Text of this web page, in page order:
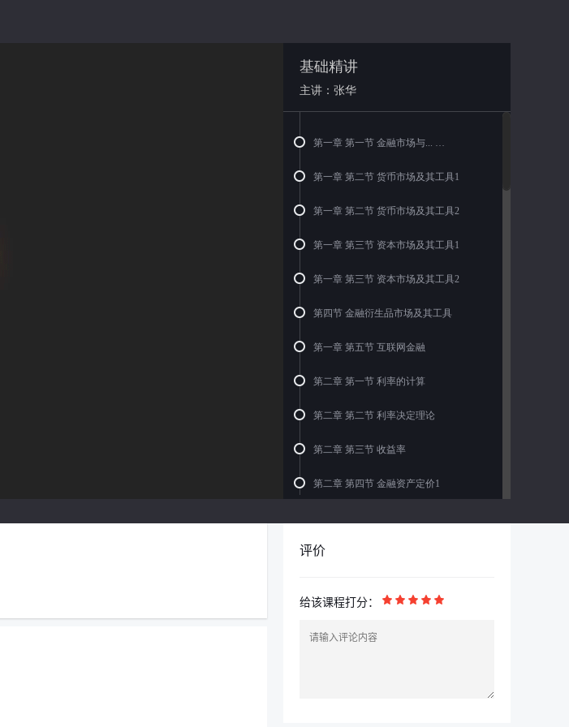
基础精讲
主讲：张华
第一章 第一节 金融市场与...
第一章 第二节 货币市场及其工具1
第一章 第二节 货币市场及其工具2
第一章 第三节 资本市场及其工具1
第一章 第三节 资本市场及其工具2
第四节 金融衍生品市场及其工具
第一章 第五节 互联网金融
第二章 第一节 利率的计算
第二章 第二节 利率决定理论
第二章 第三节 收益率
第二章 第四节 金融资产定价1
第二章 第五节 我国的利率市场化
评价
给该课程打分：